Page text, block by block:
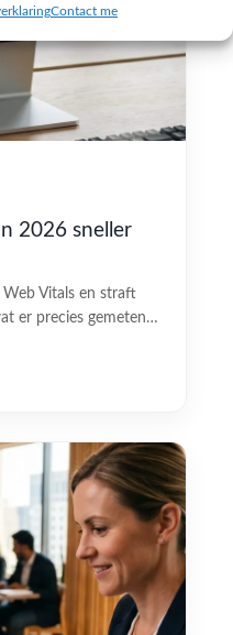
Contact me
2026 sneller
Vitals en straft
er precies gemeten…